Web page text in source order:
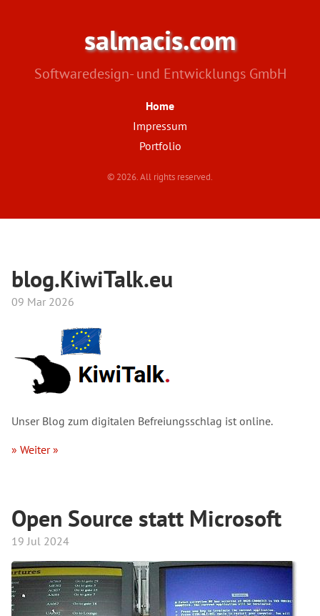
salmacis.com
Softwaredesign- und Entwicklungs GmbH
Home
Impressum
Portfolio
© 2026. All rights reserved.
blog.KiwiTalk.eu
09 Mar 2026
Unser Blog zum digitalen Befreiungsschlag ist online.
» Weiter »
Open Source statt Microsoft
19 Jul 2024